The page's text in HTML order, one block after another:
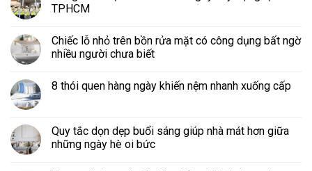
TPHCM
Chiếc lỗ nhỏ trên bồn rửa mặt có công dụng bất ngờ
nhiều người chưa biết
8 thói quen hàng ngày khiến nệm nhanh xuống cấp
Quy tắc dọn dẹp buổi sáng giúp nhà mát hơn giữa
những ngày hè oi bức